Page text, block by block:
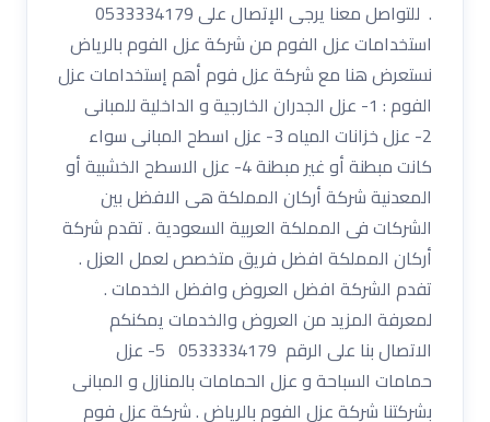
استخدامات عزل الفوم من شركة عزل الفوم بالرياض
نستعرض هنا مع شركة عزل فوم أهم إستخدامات عزل
الفوم : 1- عزل الجدران الخارجية و الداخلية للمبانى
2- عزل خزانات المياه 3- عزل اسطح المبانى سواء
كانت مبطنة أو غير مبطنة 4- عزل الاسطح الخشبية أو
المعدنية شركة أركان المملكة هى الافضل بين
الشركات فى المملكة العربية السعودية . تقدم شركة
أركان المملكة افضل فريق متخصص لعمل العزل .
تفدم الشركة افضل العروض وافضل الخدمات .
لمعرفة المزيد من العروض والخدمات يمكنكم
الاتصال بنا على الرقم 0533334179 5- عزل
حمامات السباحة و عزل الحمامات بالمنازل و المبانى
بشركتنا شركة عزل الفوم بالرياض . شركة عزل فوم